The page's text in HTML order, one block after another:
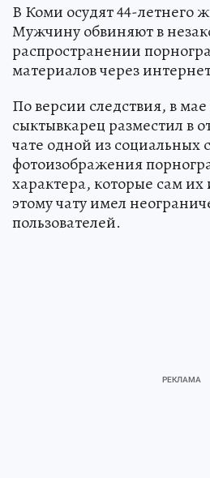
В Коми осудят 44-летнего
Мужчину обвиняют в
распространении
материалов через
По версии следствия, в мае
сыктывкарец разместил в
чате одной из социальных
фотоизображения
характера, которые сам их
этому чату имел
пользователей.